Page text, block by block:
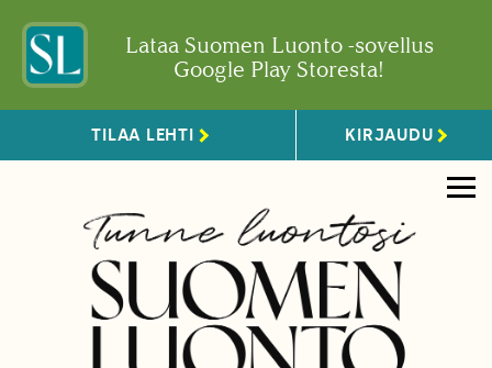
Lataa Suomen Luonto -sovellus
Google Play Storesta!
TILAA LEHTI KIRJAUDU